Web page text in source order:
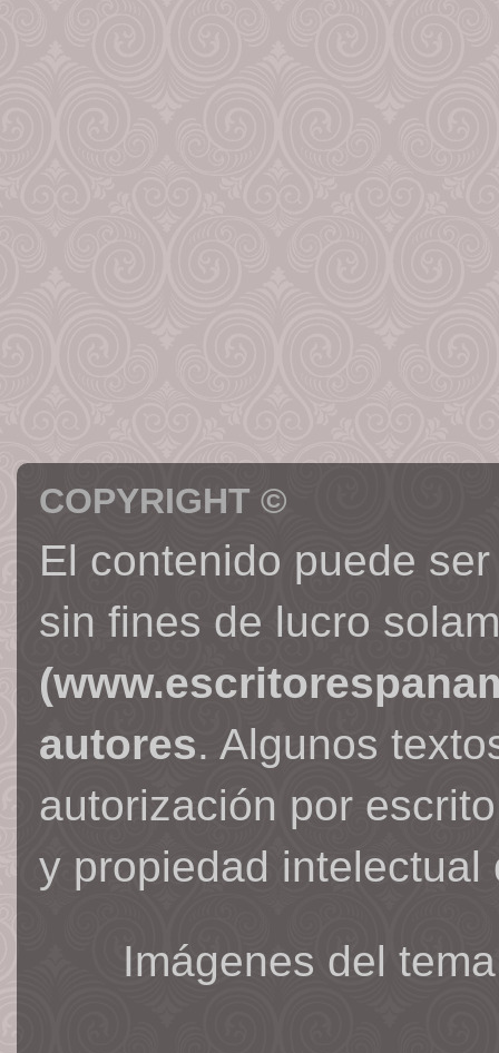
COPYRIGHT ©
El contenido puede
sin fines de lucro
autores. Algunos
autorización por
y propiedad intelectual
Imágenes del